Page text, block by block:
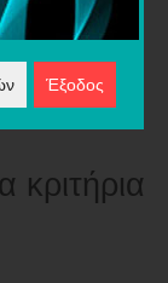
Έξοδος